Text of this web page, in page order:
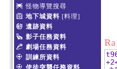
怪物導覽搜尋
地下城資料 [料理]
遺跡資料
影子任務資料
劇場任務資料
訓練所資料
使徒突襲任務資料